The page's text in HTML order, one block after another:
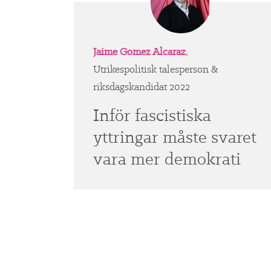
Jaime Gomez Alcaraz,
Utrikespolitisk talesperson &
riksdagskandidat 2022
Inför fascistiska
yttringar måste svaret
vara mer demokrati